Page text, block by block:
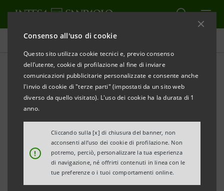
Consenso all'uso di cookie
Questo sito utilizza cookie tecnici e, previo consenso
dell’utente, cookie di profilazione al fine di inviare
comunicazioni pubblicitarie personalizzate e consente anche
l'invio di cookie di "terze parti" (impostati da un sito web
diverso da quello visitato). L'uso dei cookie ha la durata di 1
anno.
!
Cliccando sulla [x] di chiusura del banner, non
acconsenti all’uso dei cookie di profilazione. Non
potremo, perciò, personalizzare la tua esperienza
di navigazione, né offrirti contenuti in linea con le
tue preferenze o i tuoi comportamenti online.
Comunicati stampa
STAMPA AGGIORNA
COMUNICATO STAMPA
INTESA SANPAOLO RILANCIA IL SOSTEGNO
• Presentato in anteprima al Molo Ichnusa di Cagliari
il nuovo Rapporto sull’Economia del Mare curato da
SRM – Studi e Ricerche per il Mezzogiorno di Intesa
Sanpaolo con focus sulle dinamiche internazionali e